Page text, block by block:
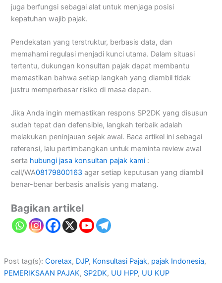
juga berfungsi sebagai alat untuk menjaga posisi
kepatuhan wajib pajak.
Pendekatan yang terstruktur, berbasis data, dan
memahami regulasi menjadi kunci utama. Dalam situasi
tertentu, dukungan konsultan pajak dapat membantu
memastikan bahwa setiap langkah yang diambil tidak
justru memperbesar risiko di masa depan.
Jika Anda ingin memastikan respons SP2DK yang disusun
sudah tepat dan defensible, langkah terbaik adalah
melakukan peninjauan sejak awal. Baca artikel ini sebagai
referensi, lalu pertimbangkan untuk meminta review awal
serta hubungi jasa konsultan pajak kami :
call/WA08179800163 agar setiap keputusan yang diambil
benar-benar berbasis analisis yang matang.
Bagikan artikel
Post tag(s): Coretax, DJP, Konsultasi Pajak, pajak Indonesia
PEMERIKSAAN PAJAK, SP2DK, UU HPP, UU KUP